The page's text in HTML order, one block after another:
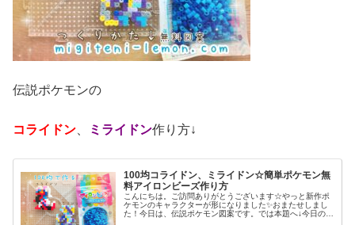
伝説ポケモンの
コライドン ミライドン作り方↓
100均コライドン、ミライドン☆簡単ポケモン無
料アイロンビーズ作り方
こんにちは。ご訪問ありがとうございます☆やっと新作ポ
ケモンのキャラクターが形になりました✨おまたせしまし
た！今日は、伝説ポケモン図案です。では本題へ↓今日の作